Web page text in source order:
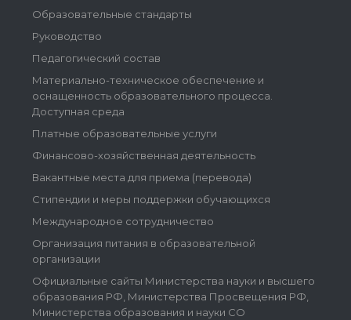
Образовательные стандарты
Руководство
Педагогический состав
Материально-техническое обеспечение и
оснащенность образовательного процесса.
Доступная среда
Платные образовательные услуги
Финансово-хозяйственная деятельность
Вакантные места для приема (перевода)
Стипендии и меры поддержки обучающихся
Международное сотрудничество
Организация питания в образовательной
организации
Официальные сайты Министерства науки и высшего
образования РФ, Министерства Просвещения РФ,
Министерства образования и науки СО